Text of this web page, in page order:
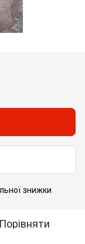
знижки
Порівняти